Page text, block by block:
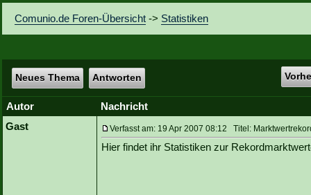
Vereinsfragen
Comunio.de Foren-Übersicht -> Statistiken
Neues Thema Antworten
Autor
Nachricht
Gast
Verfasst am: 19 Apr 2007 08:12 Titel:
Hier findet ihr Statistiken zur